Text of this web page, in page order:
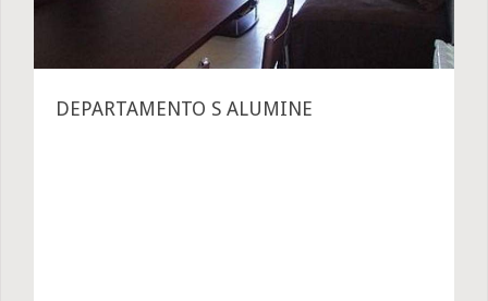
DEPARTAMENTO S ALUMINE